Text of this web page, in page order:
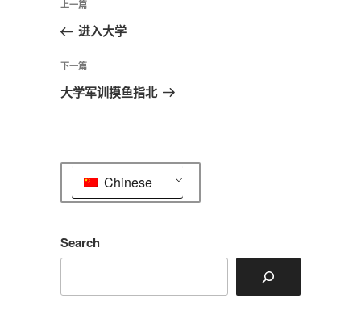
导
航
上
一
文
章
上一篇
进入大学
下
一
下一篇
大学军训摸鱼指北
Chinese
Search